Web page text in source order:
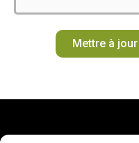
o
o
k
g
r
a
Mettre à